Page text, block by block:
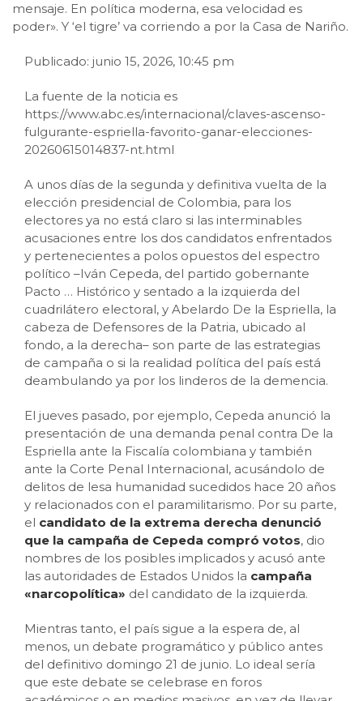
mensaje. En política moderna, esa velocidad es
poder». Y ‘el tigre’ va corriendo a por la Casa de Nariño.
Publicado: junio 15, 2026, 10:45 pm
La fuente de la noticia es
https://www.abc.es/internacional/claves-ascenso-
fulgurante-espriella-favorito-ganar-elecciones-
20260615014837-nt.html
A unos días de la segunda y definitiva vuelta de la
elección presidencial de Colombia, para los
electores ya no está claro si las interminables
acusaciones entre los dos candidatos enfrentados
y pertenecientes a polos opuestos del espectro
político –Iván Cepeda, del partido gobernante
Pacto … Histórico y sentado a la izquierda del
cuadrilátero electoral, y Abelardo De la Espriella, la
cabeza de Defensores de la Patria, ubicado al
fondo, a la derecha– son parte de las estrategias
de campaña o si la realidad política del país está
deambulando ya por los linderos de la demencia.
El jueves pasado, por ejemplo, Cepeda anunció la
presentación de una demanda penal contra De la
Espriella ante la Fiscalía colombiana y también
ante la Corte Penal Internacional, acusándolo de
delitos de lesa humanidad sucedidos hace 20 años
y relacionados con el paramilitarismo. Por su parte,
el candidato de la extrema derecha denunció
que la campaña de Cepeda compró votos, dio
nombres de los posibles implicados y acusó ante
las autoridades de Estados Unidos la campaña
«narcopolítica» del candidato de la izquierda.
Mientras tanto, el país sigue a la espera de, al
menos, un debate programático y público antes
del definitivo domingo 21 de junio. Lo ideal sería
que este debate se celebrase en foros